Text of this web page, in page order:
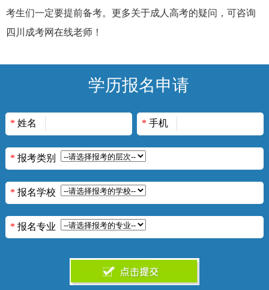
考生们一定要提前备考。更多关于成人高考的疑问，可咨询
四川成考网在线老师！
学历报名申请
* 姓名 * 手机
* 报考类别
* 报名学校
* 报名专业